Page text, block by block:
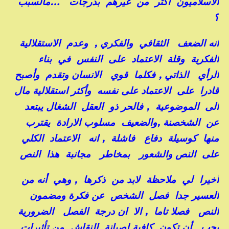
؟
انه الضعف الثقافي والفكري , وعدم الاستقلالية
الفكرية وقلة الاعتماد على النفس في بناء
الرأي الذاتي , فكلما قوي الانسان وتقدم وأصبح
قادرا على الاعتماد على نفسه وأكثر استقلالية مال
الى الموضوعية , فالحر ذو العقل الشغال يبتعد
عن الشخصنة ,والضعيف مسلوب الارادة يقترب
منها كوسيلة دفاع فاشلة , انه الاعتماد الكلي
على النص والشعور بمخاطر مجانبة هذا النص
أخيرا لي ملاحظة لابد من ذكرها , وهي أنه من
العسير جدا فصل الشخص عن فكرة ومضمون
النص فصلا تاما , الا ان درجة الفصل الضرورية